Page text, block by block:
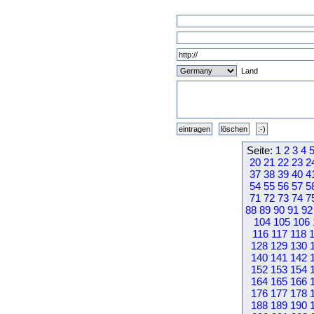
Land
Seite: 1 2 3 4 5
20 21 22 23
37 38 39 40
54 55 56 57
71 72 73 74
88 89 90 91 92
104 105 106
116 117 118
128 129 130
140 141 142
152 153 154
164 165 166
176 177 178
188 189 190